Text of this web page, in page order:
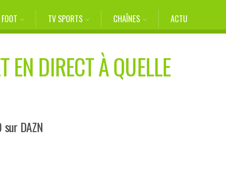
TV SPORTS CHAÎNES ACTU
EN DIRECT À QUELLE
DAZN